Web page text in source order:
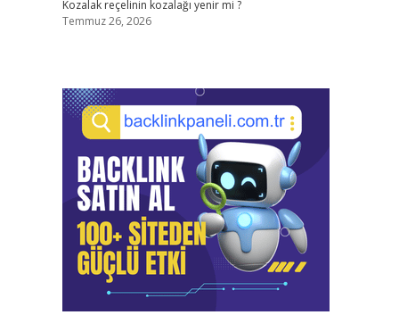
Kozalak reçelinin kozalağı yenir mi ?
Temmuz 26, 2026